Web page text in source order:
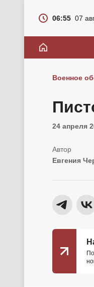
06:55 07
Военное
24 апреля
Евгения